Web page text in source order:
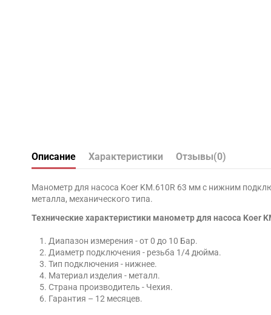
Описание Характеристики Отзывы(0)
Манометр для насоса Koer KM.610R 63 мм с нижним
металла, механического типа.
Технические характеристики манометр для насоса Koer
Диапазон измерения - от 0 до 10 Бар.
Диаметр подключения - резьба 1/4 дюйма.
Тип подключения - нижнее.
Материал изделия - металл.
Страна производитель - Чехия.
Гарантия – 12 месяцев.